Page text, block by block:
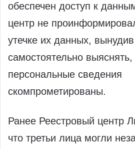
обеспечен доступ к
центр не
утечке их данных,
самостоятельно
персональные сведения
скомпрометированы.
Ранее Реестровый центр
что третьи лица могли